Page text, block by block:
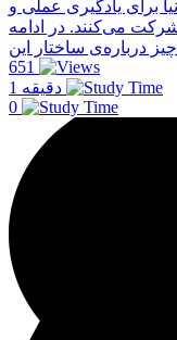
برای یادگیری عملی و
می‌کنند. در ادامه
651
1 دقیقه
0